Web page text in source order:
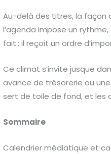
Au-delà des titres, la façon
l’agenda impose un
fait ; il reçoit un ordre
Ce climat s’invite jusque
avance de trésorerie ou
sert de toile de fond, et les
Sommaire
Calendrier médiatique et